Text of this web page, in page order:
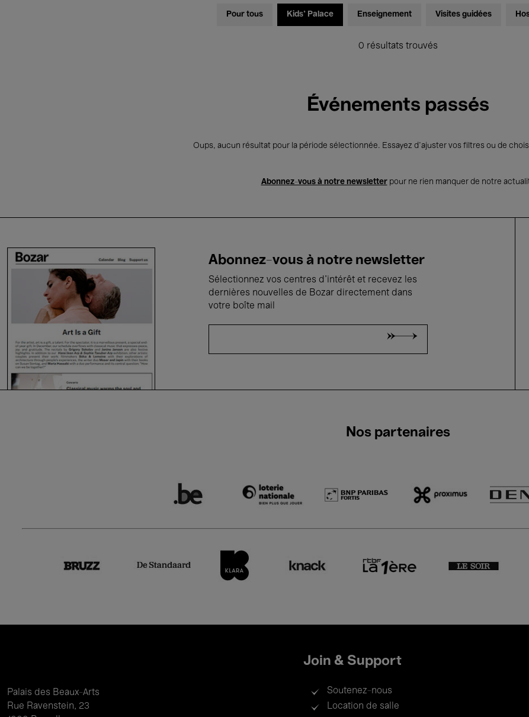
Pour tous Kids’ Palace Enseignement Visites guidées
0 résultats trouvés
Événements passés
Oups, aucun résultat pour la période sélectionnée. Essayez d’ajuster vos filtres ou de
Abonnez-vous à notre newsletterpour ne rien manquer de notre
Abonnez-vous à notre newsletter
Sélectionnez vos centres d'intérêt et recevez les
dernières nouvelles de Bozar directement dans
votre boîte mail
Nos partenaires
Palais des Beaux-Arts
Rue Ravenstein, 23
Join & Support
Soutenez-nous
Location de salle